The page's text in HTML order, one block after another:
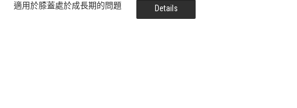
適用於膝蓋處於成長期的問題 Details